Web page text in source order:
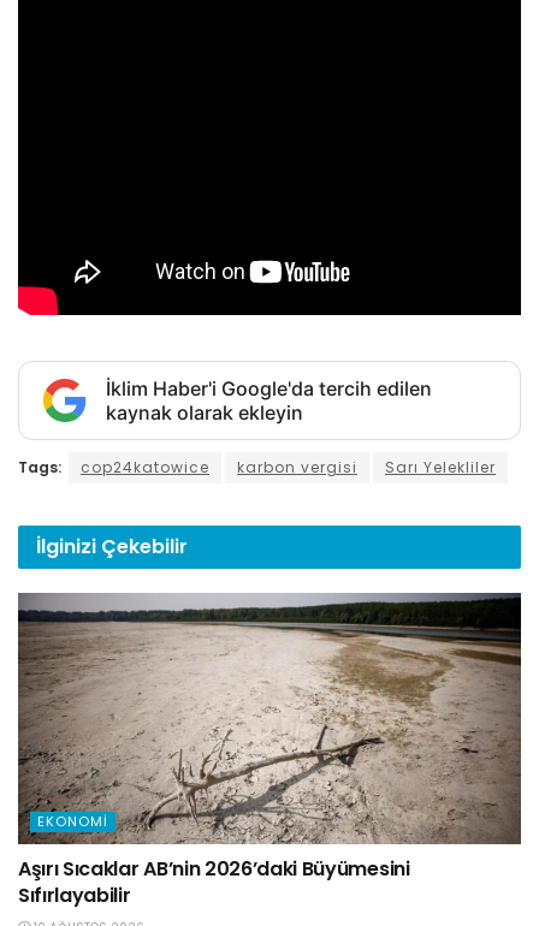
İklim Haber'i Google'da tercih edilen
kaynak olarak ekleyin
Tags: cop24katowice karbon vergisi Sarı Yelekliler
İlginizi Çekebilir
EKONOMI
Aşırı Sıcaklar AB’nin 2026’daki Büyümesini
Sıfırlayabilir